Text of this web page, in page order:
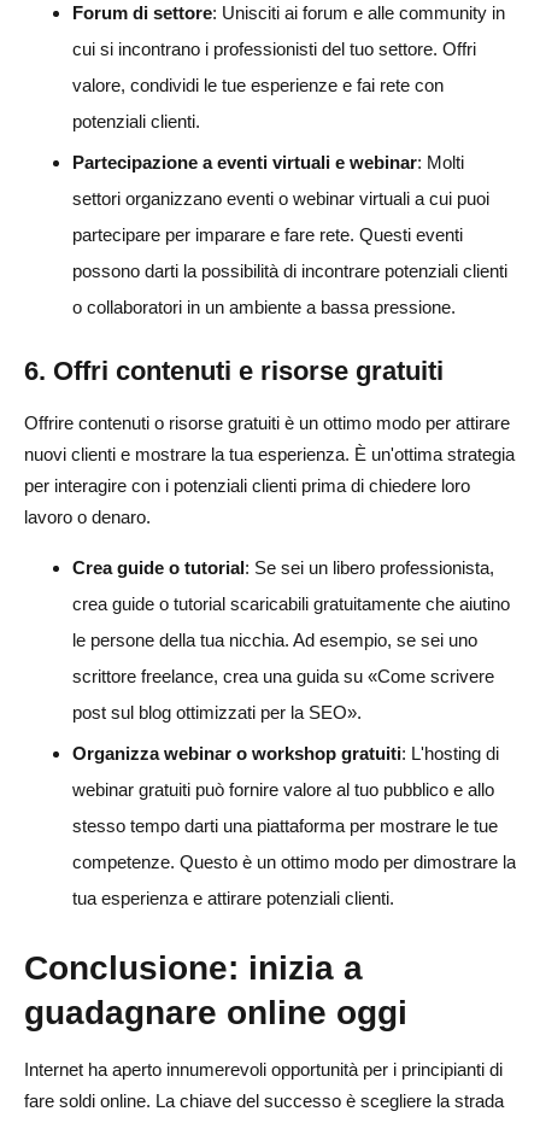
Forum di settore: Unisciti ai forum e alle community in
cui si incontrano i professionisti del tuo settore. Offri
valore, condividi le tue esperienze e fai rete con
potenziali clienti.
Partecipazione a eventi virtuali e webinar: Molti
settori organizzano eventi o webinar virtuali a cui puoi
partecipare per imparare e fare rete. Questi eventi
possono darti la possibilità di incontrare potenziali clienti
o collaboratori in un ambiente a bassa pressione.
6. Offri contenuti e risorse gratuiti
Offrire contenuti o risorse gratuiti è un ottimo modo per attirare
nuovi clienti e mostrare la tua esperienza. È un'ottima strategia
per interagire con i potenziali clienti prima di chiedere loro
lavoro o denaro.
Crea guide o tutorial: Se sei un libero professionista,
crea guide o tutorial scaricabili gratuitamente che aiutino
le persone della tua nicchia. Ad esempio, se sei uno
scrittore freelance, crea una guida su «Come scrivere
post sul blog ottimizzati per la SEO».
Organizza webinar o workshop gratuiti: L'hosting di
webinar gratuiti può fornire valore al tuo pubblico e allo
stesso tempo darti una piattaforma per mostrare le tue
competenze. Questo è un ottimo modo per dimostrare la
tua esperienza e attirare potenziali clienti.
Conclusione: inizia a
guadagnare online oggi
Internet ha aperto innumerevoli opportunità per i principianti di
fare soldi online. La chiave del successo è scegliere la strada